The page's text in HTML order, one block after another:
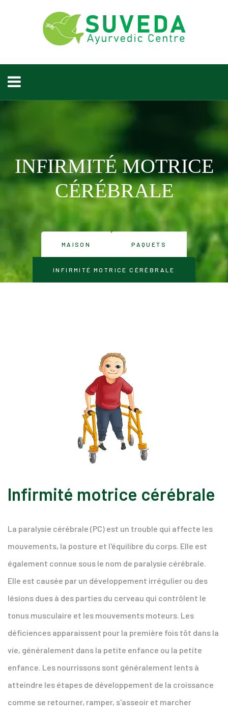
INFIRMITÉ MOTRICE
CÉRÉBRALE
MAISON PAQUETS
INFIRMITÉ MOTRICE CÉRÉBRALE
Infirmité motrice cérébrale
La paralysie cérébrale (PC) est un trouble qui affecte les
mouvements, la posture et l'équilibre du corps. Elle est
également connue sous le nom de paralysie cérébrale.
Elle est causée par un développement irrégulier ou des
lésions dues à des parties du cerveau qui contrôlent le
tonus musculaire et les mouvements moteurs. Les
déficiences apparaissent pour la première fois tôt dans la
vie, généralement dans la petite enfance ou la petite
enfance. Les nourrissons sont généralement lents à
atteindre les étapes de développement de la croissance
comme se retourner, ramper, s'asseoir et marcher